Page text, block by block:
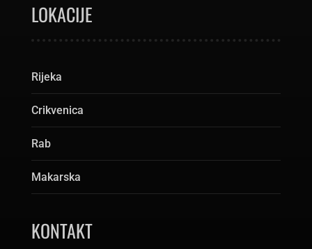
LOKACIJE
Rijeka
Crikvenica
Rab
Makarska
KONTAKT